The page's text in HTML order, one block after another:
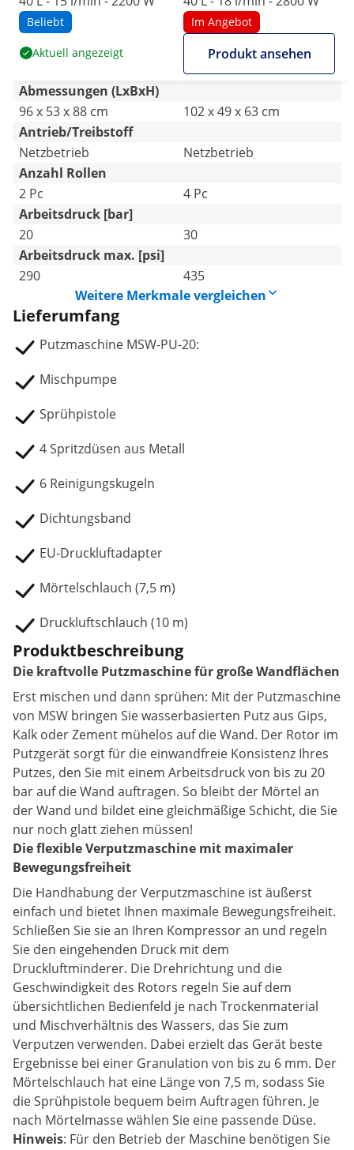
Beliebt
Aktuell angezeigt
Im Angebot
Produkt ansehen
Abmessungen (LxBxH)
96 x 53 x 88 cm
102 x 49 x 63 cm
Antrieb/Treibstoff
Netzbetrieb
Netzbetrieb
Anzahl Rollen
2 Pc
4 Pc
Arbeitsdruck [bar]
20
30
Arbeitsdruck max. [psi]
290
435
Weitere Merkmale vergleichen
Lieferumfang
Putzmaschine MSW-PU-20:
Mischpumpe
Sprühpistole
4 Spritzdüsen aus Metall
6 Reinigungskugeln
Dichtungsband
EU-Druckluftadapter
Mörtelschlauch (7,5 m)
Druckluftschlauch (10 m)
Produktbeschreibung
Die kraftvolle Putzmaschine für große Wandflächen
Erst mischen und dann sprühen: Mit der Putzmaschine
von MSW bringen Sie wasserbasierten Putz aus Gips,
Kalk oder Zement mühelos auf die Wand. Der Rotor im
Putzgerät sorgt für die einwandfreie Konsistenz Ihres
Putzes, den Sie mit einem Arbeitsdruck von bis zu 20
bar auf die Wand auftragen. So bleibt der Mörtel an
der Wand und bildet eine gleichmäßige Schicht, die Sie
nur noch glatt ziehen müssen!
Die flexible Verputzmaschine mit maximaler
Bewegungsfreiheit
Die Handhabung der Verputzmaschine ist äußerst
einfach und bietet Ihnen maximale Bewegungsfreiheit.
Schließen Sie sie an Ihren Kompressor an und regeln
Sie den eingehenden Druck mit dem
Druckluftminderer. Die Drehrichtung und die
Geschwindigkeit des Rotors regeln Sie auf dem
übersichtlichen Bedienfeld je nach Trockenmaterial
und Mischverhältnis des Wassers, das Sie zum
Verputzen verwenden. Dabei erzielt das Gerät beste
Ergebnisse bei einer Granulation von bis zu 6 mm. Der
Mörtelschlauch hat eine Länge von 7,5 m, sodass Sie
die Sprühpistole bequem beim Auftragen führen. Je
nach Mörtelmasse wählen Sie eine passende Düse.
Hinweis: Für den Betrieb der Maschine benötigen Sie